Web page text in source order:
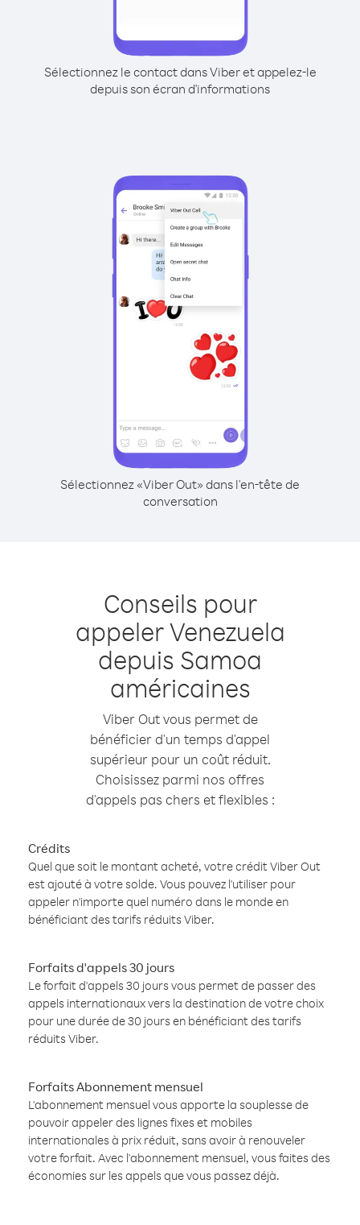
Sélectionnez le contact dans Viber et appelez-le
depuis son écran d'informations
Sélectionnez «Viber Out» dans l'en-tête de
conversation
Conseils pour
appeler Venezuela
depuis Samoa
américaines
Viber Out vous permet de
bénéficier d'un temps d'appel
supérieur pour un coût réduit.
Choisissez parmi nos offres
d'appels pas chers et flexibles :
Crédits
Quel que soit le montant acheté, votre crédit Viber Out
est ajouté à votre solde. Vous pouvez l'utiliser pour
appeler n'importe quel numéro dans le monde en
bénéficiant des tarifs réduits Viber.
Forfaits d'appels 30 jours
Le forfait d'appels 30 jours vous permet de passer des
appels internationaux vers la destination de votre choix
pour une durée de 30 jours en bénéficiant des tarifs
réduits Viber.
Forfaits Abonnement mensuel
L'abonnement mensuel vous apporte la souplesse de
pouvoir appeler des lignes fixes et mobiles
internationales à prix réduit, sans avoir à renouveler
votre forfait. Avec l'abonnement mensuel, vous faites des
économies sur les appels que vous passez déjà.